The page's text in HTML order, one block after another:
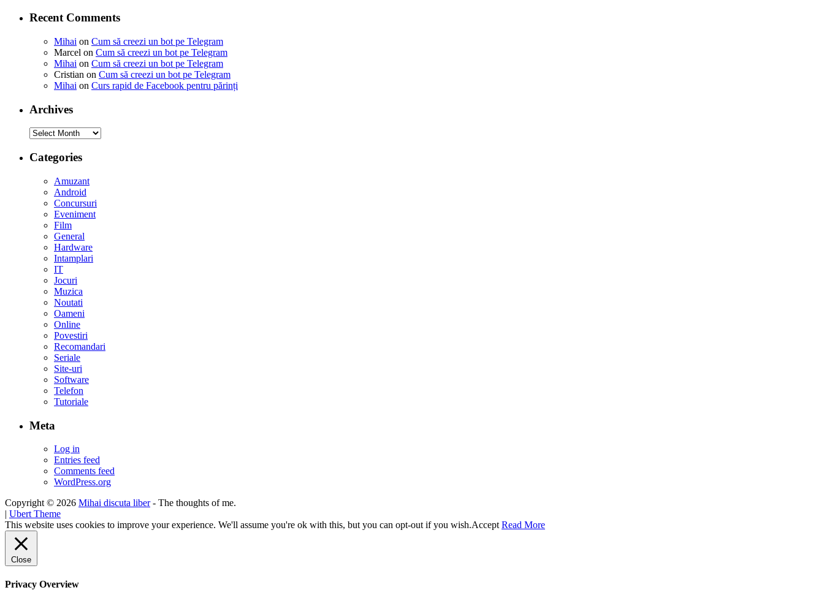
Recent Comments
Mihai on Cum să creezi un bot pe Telegram
Marcel on Cum să creezi un bot pe Telegram
Mihai on Cum să creezi un bot pe Telegram
Cristian on Cum să creezi un bot pe Telegram
Mihai on Curs rapid de Facebook pentru părinți
Archives
Archives
Categories
Amuzant
Android
Concursuri
Eveniment
Film
General
Hardware
Intamplari
IT
Jocuri
Muzica
Noutati
Oameni
Online
Povestiri
Recomandari
Seriale
Site-uri
Software
Telefon
Tutoriale
Meta
Log in
Entries feed
Comments feed
WordPress.org
Copyright © 2026 Mihai discuta liber- The thoughts of me.
| Ubert Theme
This website uses cookies to improve your experience. We'll assume you're ok with this, but you can opt-out if you wish.Accept Read More
Close
Privacy Overview